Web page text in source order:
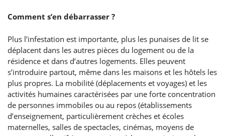
Comment s’en débarrasser ?
Plus l’infestation est importante, plus les punaises de lit se
déplacent dans les autres pièces du logement ou de la
résidence et dans d’autres logements. Elles peuvent
s’introduire partout, même dans les maisons et les hôtels les
plus propres. La mobilité (déplacements et voyages) et les
activités humaines caractérisées par une forte concentration
de personnes immobiles ou au repos (établissements
d’enseignement, particulièrement crèches et écoles
maternelles, salles de spectacles, cinémas, moyens de